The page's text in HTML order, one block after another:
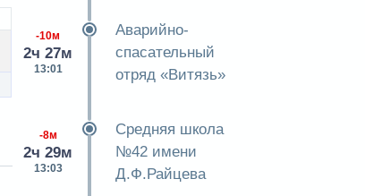
-10м
2ч 27м
13:01
Аварийно-
спасательный
отряд «Витязь»
-8м
2ч 29м
13:03
Средняя школа
№42 имени
Д.Ф.Райцева